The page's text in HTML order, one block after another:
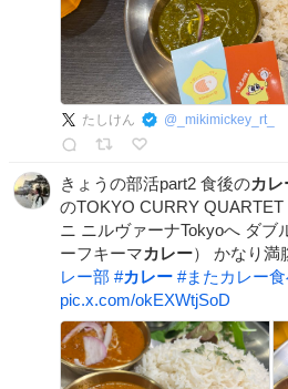
たしけん @ _mikimickey_rt_
きょうの部活part2 食後のカレ
のTOKYO CURRY QUARTET
ニ ニルヴァーナTokyoへ ダブ
ーフキーマカレー） かなり満
レー部 #カレー #またカレー
pic.x.com/okEXWtjSoD